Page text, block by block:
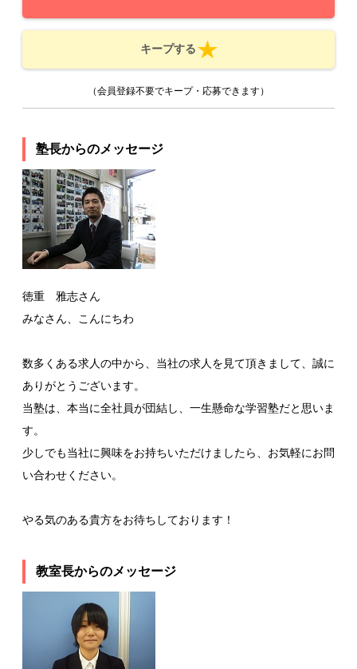
キープする
（会員登録不要でキープ・応募できます）
塾長からのメッセージ
徳重 雅志さん
みなさん、こんにちわ
数多くある求人の中から、当社の求人を見て頂きまして、誠に
ありがとうございます。
当塾は、本当に全社員が団結し、一生懸命な学習塾だと思いま
す。
少しでも当社に興味をお持ちいただけましたら、お気軽にお問
い合わせください。
やる気のある貴方をお待ちしております！
教室長からのメッセージ